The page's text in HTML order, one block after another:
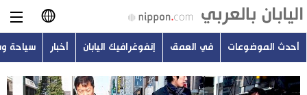
日本語
English
أحدث الموضوعات في العمق إنفوغرافيك اليابان أخبار سياحة